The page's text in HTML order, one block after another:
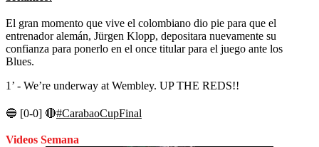
El gran momento que vive el colombiano dio pie para que el
entrenador alemán, Jürgen Klopp, depositara nuevamente su
confianza para ponerlo en el once titular para el juego ante los
Blues.
1’ - We’re underway at Wembley. UP THE REDS!!
🔵 [0-0] 🔴#CarabaoCupFinal
Videos Semana